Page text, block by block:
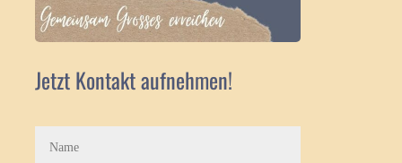
Jetzt Kontakt aufnehmen!